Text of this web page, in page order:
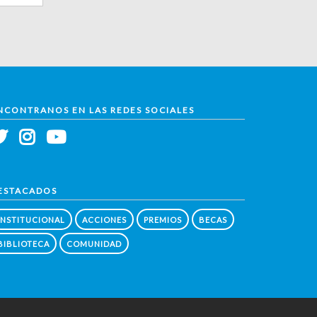
EN LAS REDES SOCIALES
ACCIONES PREMIOS BECAS
COMUNIDAD